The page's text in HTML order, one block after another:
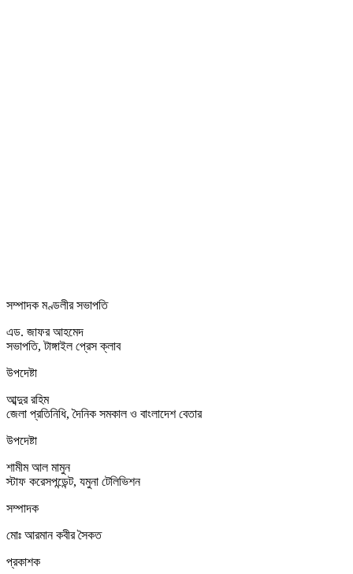
সম্পাদক মণ্ডলীর সভাপতি
এড. জাফর আহমেদ
সভাপতি, টাঙ্গাইল প্রেস ক্লাব
উপদেষ্টা
আব্দুর রহিম
জেলা প্রতিনিধি, দৈনিক সমকাল ও বাংলাদেশ বেতার
উপদেষ্টা
শামীম আল মামুন
স্টাফ করেসপন্ডেন্ট, যমুনা টেলিভিশন
সম্পাদক
মোঃ আরমান কবীর সৈকত
প্রকাশক